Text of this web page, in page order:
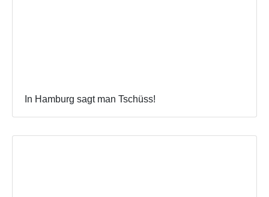
In Hamburg sagt man Tschüss!